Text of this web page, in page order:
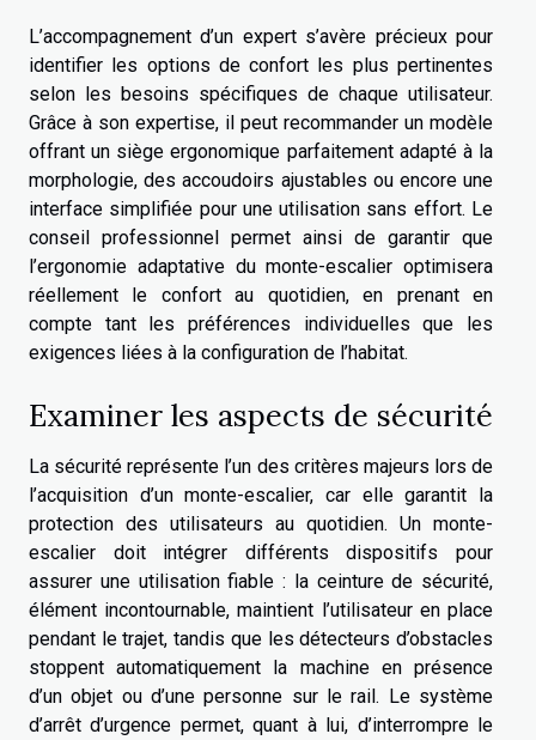
L’accompagnement d’un expert s’avère précieux pour
identifier les options de confort les plus pertinentes
selon les besoins spécifiques de chaque utilisateur.
Grâce à son expertise, il peut recommander un modèle
offrant un siège ergonomique parfaitement adapté à la
morphologie, des accoudoirs ajustables ou encore une
interface simplifiée pour une utilisation sans effort. Le
conseil professionnel permet ainsi de garantir que
l’ergonomie adaptative du monte-escalier optimisera
réellement le confort au quotidien, en prenant en
compte tant les préférences individuelles que les
exigences liées à la configuration de l’habitat.
Examiner les aspects de sécurité
La sécurité représente l’un des critères majeurs lors de
l’acquisition d’un monte-escalier, car elle garantit la
protection des utilisateurs au quotidien. Un monte-
escalier doit intégrer différents dispositifs pour
assurer une utilisation fiable : la ceinture de sécurité,
élément incontournable, maintient l’utilisateur en place
pendant le trajet, tandis que les détecteurs d’obstacles
stoppent automatiquement la machine en présence
d’un objet ou d’une personne sur le rail. Le système
d’arrêt d’urgence permet, quant à lui, d’interrompre le